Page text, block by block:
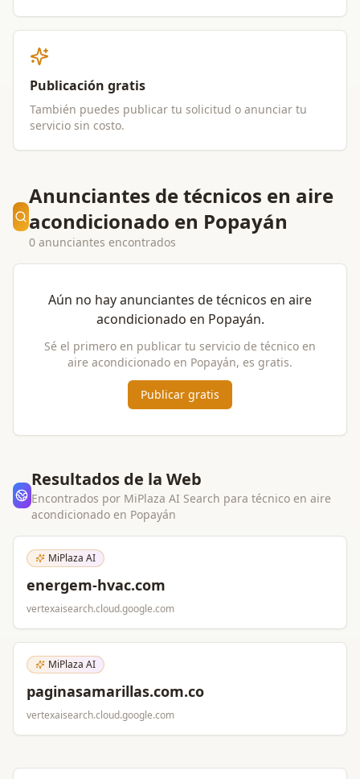
Publicación gratis
También puedes publicar tu solicitud o anunciar tu
servicio sin costo.
Anunciantes de técnicos en aire
acondicionado en Popayán
0 anunciantes encontrados
Aún no hay anunciantes detécnicos en aire
acondicionado en Popayán.
Sé el primero en publicar tu servicio de técnico en
aire acondicionado en Popayán, es gratis.
Publicar gratis
Resultados de la Web
Encontrados por MiPlaza AI Search para técnico en aire
acondicionadoen Popayán
MiPlaza AI
energem-hvac.com
vertexaisearch.cloud.google.com
MiPlaza AI
paginasamarillas.com.co
vertexaisearch.cloud.google.com